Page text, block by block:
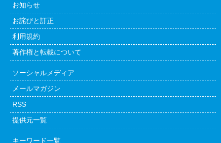
お知らせ
お詫びと訂正
利用規約
著作権と転載について
ソーシャルメディア
メールマガジン
RSS
提供元一覧
キーワード一覧